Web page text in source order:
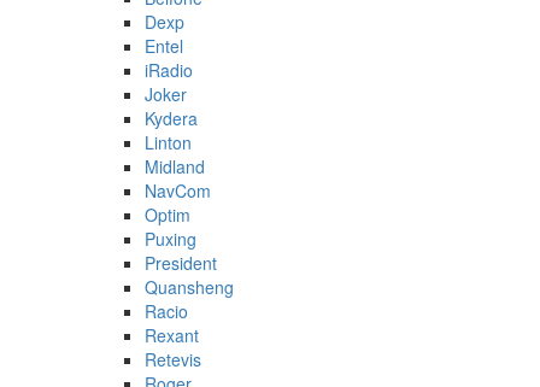
Dexp
Entel
iRadio
Joker
Kydera
Linton
Midland
NavCom
Optim
Puxing
President
Quansheng
Racio
Rexant
Retevis